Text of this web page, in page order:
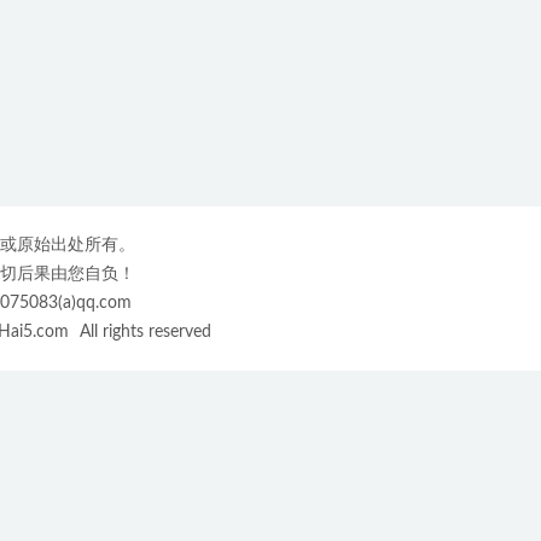
原始出处所有。
后果由您自负！
All rights reserved